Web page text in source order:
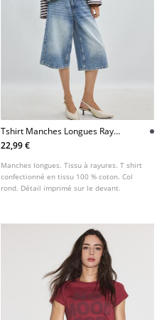
Tshirt Manches Longues Raye
Imprime
22,99 €
Manches longues. Tissu à rayures. T shirt
confectionné en tissu 100 % coton. Col
rond. Détail imprimé sur le devant.